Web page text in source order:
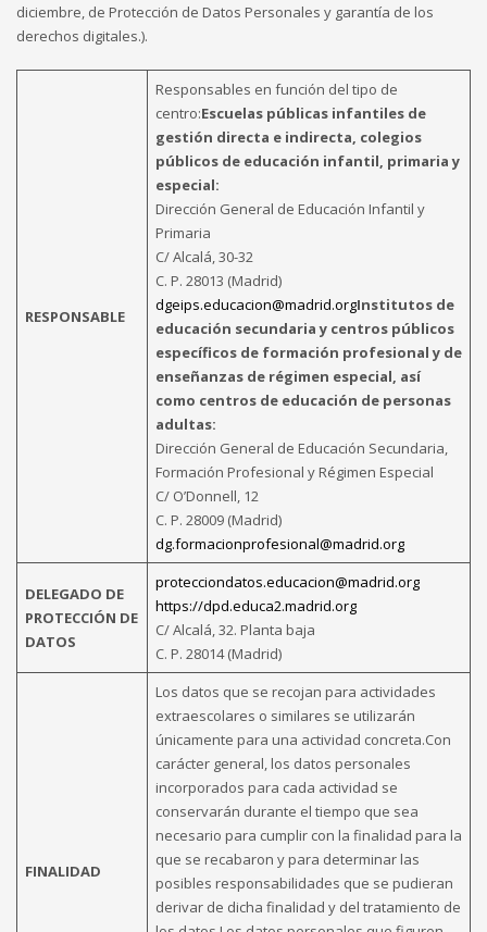
diciembre, de Protección de Datos Personales y garantía de los
derechos digitales.).
RESPONSABLE
Responsables en función del tipo de
centro:Escuelas públicas infantiles de
gestión directa e indirecta, colegios
públicos de educación infantil, primaria y
especial:
Dirección General de Educación Infantil y
Primaria
C/ Alcalá, 30-32
C. P. 28013 (Madrid)
dgeips.educacion@madrid.orgInstitutos de
educación secundaria y centros públicos
específicos de formación profesional y de
enseñanzas de régimen especial, así
como centros de educación de personas
adultas:
Dirección General de Educación Secundaria,
Formación Profesional y Régimen Especial
C/ O’Donnell, 12
C. P. 28009 (Madrid)
dg.formacionprofesional@madrid.org
DELEGADO DE
PROTECCIÓN DE
DATOS
protecciondatos.educacion@madrid.org
https://dpd.educa2.madrid.org
C/ Alcalá, 32. Planta baja
C. P. 28014 (Madrid)
FINALIDAD
Los datos que se recojan para actividades
extraescolares o similares se utilizarán
únicamente para una actividad concreta.Con
carácter general, los datos personales
incorporados para cada actividad se
conservarán durante el tiempo que sea
necesario para cumplir con la finalidad para la
que se recabaron y para determinar las
posibles responsabilidades que se pudieran
derivar de dicha finalidad y del tratamiento de